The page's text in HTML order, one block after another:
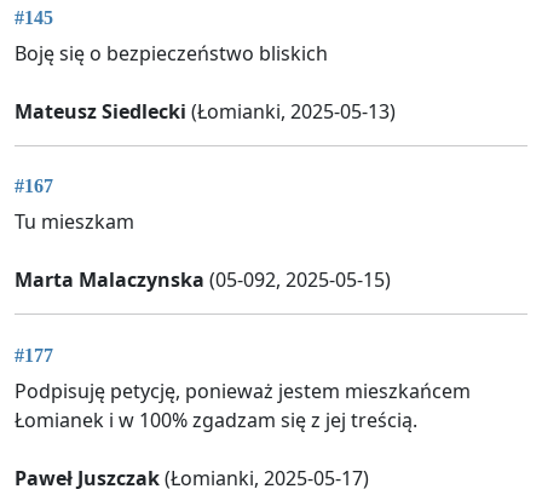
#145
Boję się o bezpieczeństwo bliskich
Mateusz Siedlecki (Łomianki, 2025-05-13)
#167
Tu mieszkam
Marta Malaczynska (05-092, 2025-05-15)
#177
Podpisuję petycję, ponieważ jestem mieszkańcem
Łomianek i w 100% zgadzam się z jej treścią.
Paweł Juszczak(Łomianki, 2025-05-17)